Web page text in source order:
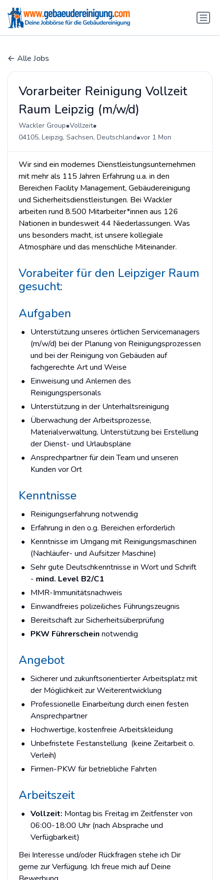
Alle Jobs
Vorarbeiter Reinigung Vollzeit
Raum Leipzig (m/w/d)
Wackler Group•Vollzeit•
04105, Leipzig, Sachsen, Deutschland•vor 1 Mon
Wir sind ein modernes Dienstleistungsunternehmen
mit mehr als 115 Jahren Erfahrung u.a. in den
Bereichen Facility Management, Gebäudereinigung
und Sicherheitsdienstleistungen. Bei Wackler
arbeiten rund 8.500 Mitarbeiter*innen aus 126
Nationen in bundesweit 44 Niederlassungen. Was
uns besonders macht, ist unsere kollegiale
Atmosphäre und das menschliche Miteinander.
Vorabeiter für den Leipziger Raum
gesucht:
Aufgaben
Unterstützung unseres örtlichen Servicemanagers
(m/w/d) bei der Planung von Reinigungsprozessen
und bei der Reinigung von Gebäuden auf
fachgerechte Art und Weise
Einweisung und Anlernen des
Reinigungspersonals
Unterstützung in der Unterhaltsreinigung
Überwachung der Arbeitsprozesse,
Materialverwaltung, Unterstützung bei Erstellung
der Dienst- und Urlaubspläne
Ansprechpartner für dein Team und unseren
Kunden vor Ort
Kenntnisse
Reinigungserfahrung notwendig
Erfahrung in den o.g. Bereichen erforderlich
Kenntnisse im Umgang mit Reinigungsmaschinen
(Nachläufer- und Aufsitzer Maschine)
Sehr gute Deutschkenntnisse in Wort und Schrift
- mind. Level B2/C1
MMR-Immunitätsnachweis
Einwandfreies polizeiliches Führungszeugnis
Bereitschaft zur Sicherheitsüberprüfung
PKW Führerschein notwendig
Angebot
Sicherer und zukunftsorientierter Arbeitsplatz mit
der Möglichkeit zur Weiterentwicklung
Professionelle Einarbeitung durch einen festen
Ansprechpartner
Hochwertige, kostenfreie Arbeitskleidung
Unbefristete Festanstellung (keine Zeitarbeit o.
Verleih)
Firmen-PKW für betriebliche Fahrten
Arbeitszeit
Vollzeit: Montag bis Freitag im Zeitfenster von
06:00-18:00 Uhr (nach Absprache und
Verfügbarkeit)
Bei Interesse und/oder Rückfragen stehe ich Dir
gerne zur Verfügung. Ich freue mich auf Deine